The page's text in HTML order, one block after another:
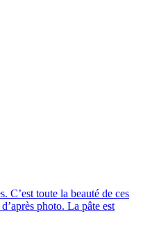
C’est toute la beauté de ces
photo. La pâte est